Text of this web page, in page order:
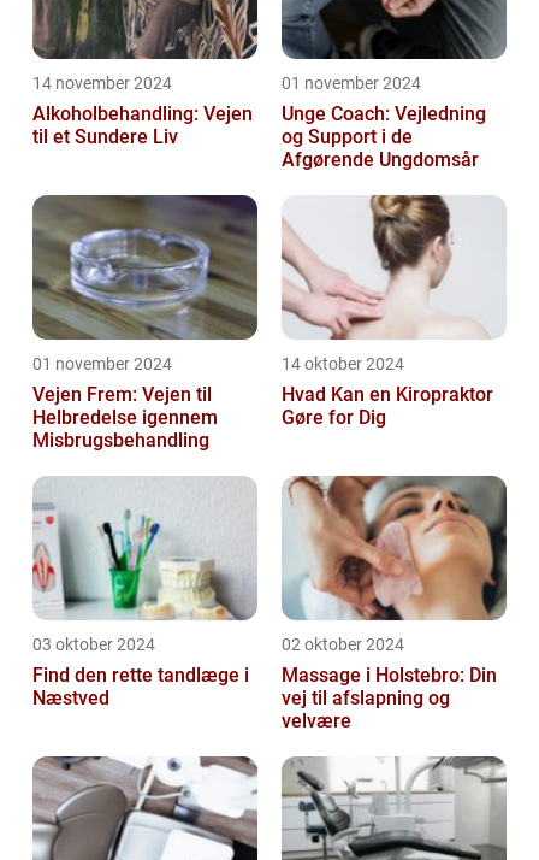
14 november 2024
Alkoholbehandling: Vejen
til et Sundere Liv
01 november 2024
Unge Coach: Vejledning
og Support i de
Afgørende Ungdomsår
01 november 2024
Vejen Frem: Vejen til
Helbredelse igennem
Misbrugsbehandling
14 oktober 2024
Hvad Kan en Kiropraktor
Gøre for Dig
03 oktober 2024
Find den rette tandlæge i
Næstved
02 oktober 2024
Massage i Holstebro: Din
vej til afslapning og
velvære